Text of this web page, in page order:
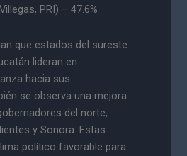
PRI) – 47.6%
que estados del sureste
lideran en
hacia sus
se observa una mejora
del norte,
y Sonora. Estas
político favorable para